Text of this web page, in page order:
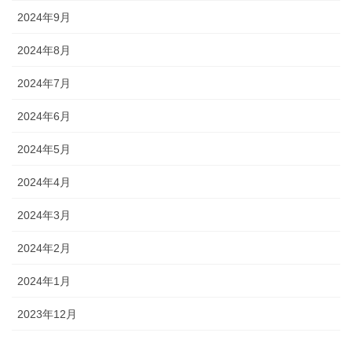
2024年9月
2024年8月
2024年7月
2024年6月
2024年5月
2024年4月
2024年3月
2024年2月
2024年1月
2023年12月